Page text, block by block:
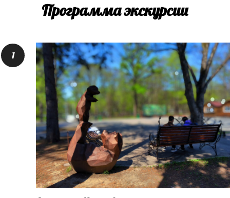
Программа экскурсии